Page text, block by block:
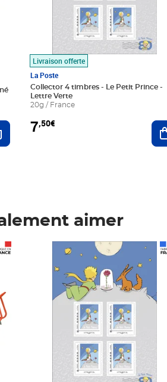
Ajouter au panier
Livraison offerte
La Poste
Collector 4 timbres - Le Petit Prince -
Lettre Verte
20g / France
7,50€
aimer
Prix 7,50€